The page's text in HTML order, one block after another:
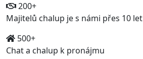
200+
Majitelů chalup je s námi přes 10 let
500+
Chat a chalup k pronájmu